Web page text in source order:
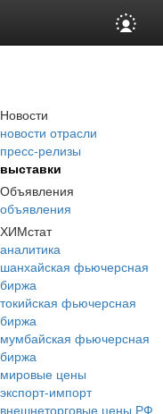
Новости
новости отрасли
пресс-релизы
выставки
Объявления
объявления
ХИМстат
аналитика
шанхайская фьючерсная
биржа
токийская фьючерсная
биржа
мумбайская фьючерсная
биржа
мировые цены
экспорт-импорт
внешнеторговые цены РФ